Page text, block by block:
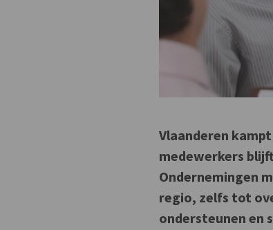
Vlaanderen
medewerkers
Ondernemingen
regio, zelfs tot
ondersteunen en